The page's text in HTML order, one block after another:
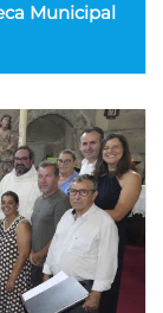
Municipal